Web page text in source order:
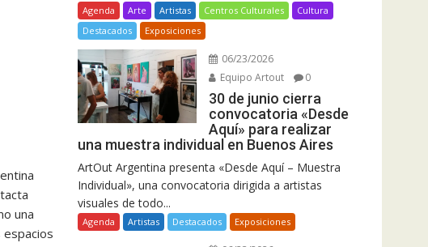
una
Agenda Arte Artistas Centros Culturales
Cultura
Destacados
Exposiciones
06/23/2026
Equipo Artout
0
30 de junio cierra
convocatoria «Desde
Aquí» para realizar
una muestra individual en Buenos Aires
ArtOut Argentina presenta «Desde Aquí – Muestra
Individual», una convocatoria dirigida a artistas
visuales de todo...
Agenda Artistas Destacados Exposiciones